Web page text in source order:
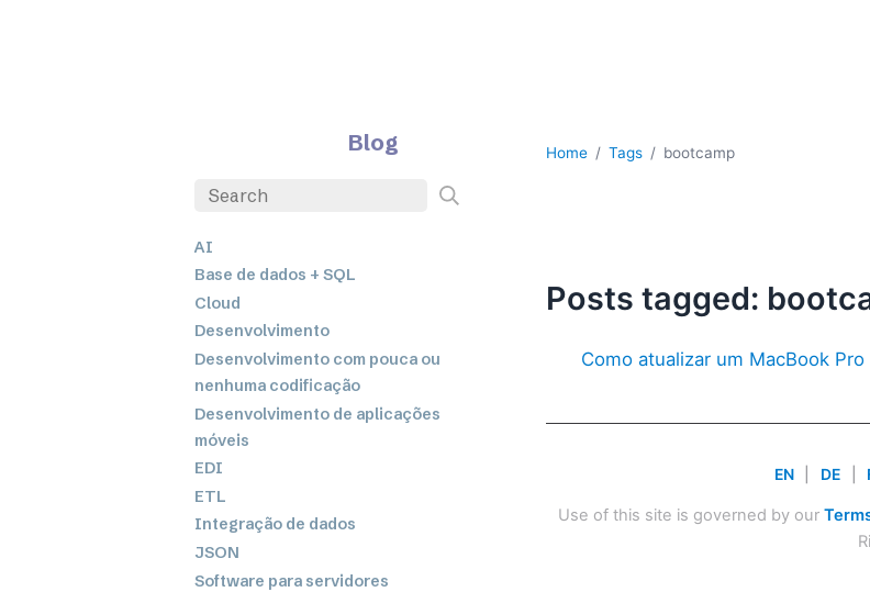
Blog
AI
Base de dados + SQL
Cloud
Desenvolvimento
Desenvolvimento com pouca ou
nenhuma codificação
Desenvolvimento de aplicações
móveis
EDI
ETL
Integração de dados
JSON
Software para servidores
Home Tags bootcamp
Posts tagged:
Como atualizar um MacBook
EN DE
Use of this site is governed by our